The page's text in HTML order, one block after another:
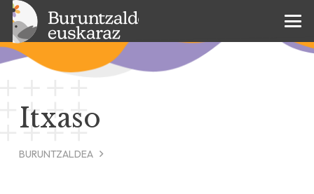
Itxaso
BURUNTZALDEA